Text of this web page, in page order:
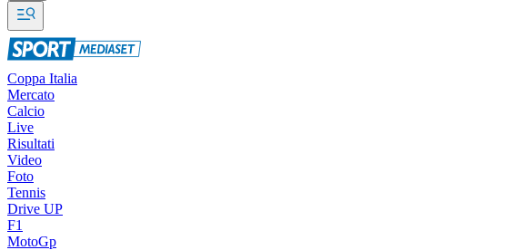
Coppa Italia
Mercato
Calcio
Live
Risultati
Video
Foto
Tennis
Drive UP
F1
MotoGp